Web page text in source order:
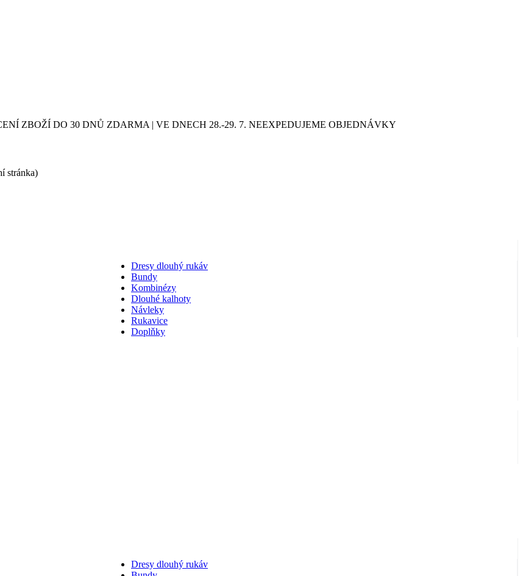
ZBOŽÍ DO 30 DNŮ ZDARMA | VE DNECH 28.-29. 7. NEEXPEDUJEME OBJEDNÁVKY
Dresy dlouhý rukáv
Bundy
Kombinézy
Dlouhé kalhoty
Návleky
Rukavice
Doplňky
Dresy dlouhý rukáv
stránka)